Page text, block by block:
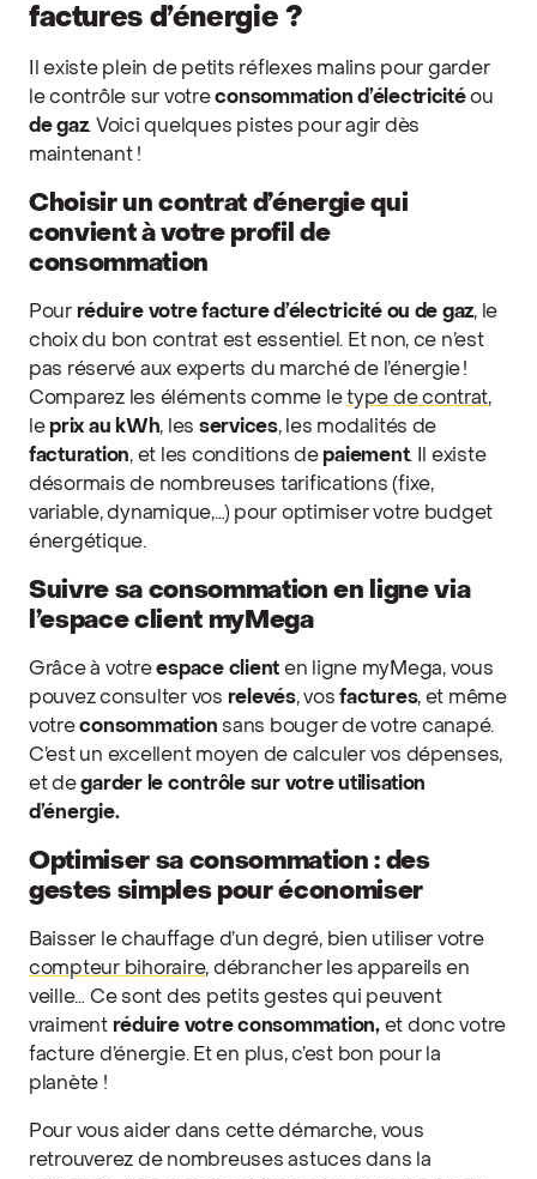
factures d’énergie ?
Il existe plein de petits réflexes malins pour garder
le contrôle sur votreconsommation d’électricitéou
de gaz. Voici quelques pistes pour agir dès
maintenant !
Choisir un contrat d’énergie qui
convient à votre profil de
consommation
Pour réduire votre facture d’électricité ou de gaz, le
choix du bon contrat est essentiel. Et non, ce n’est
pas réservé aux experts du marché de l’énergie !
Comparez les éléments comme letype de contrat,
leprix au kWh, les services, les modalités de
facturation, et les conditions depaiement. Il existe
désormais de nombreuses tarifications (fixe,
variable, dynamique,…) pour optimiser votre budget
énergétique.
Suivre sa consommation en ligne via
l’espace client myMega
Grâce à votreespace client en ligne myMega, vous
pouvez consulter vos relevés, vosfactures, et même
votreconsommation sans bouger de votre canapé.
C’est un excellent moyen de calculer vos dépenses,
et degarder le contrôle sur votre utilisation
d’énergie.
Optimiser sa consommation : des
gestes simples pour économiser
Baisser le chauffage d’un degré, bien utiliser votre
compteur bihoraire, débrancher les appareils en
veille… Ce sont des petits gestes qui peuvent
vraiment réduire votre consommation,et donc votre
facture d’énergie. Et en plus, c’est bon pour la
planète !
Pour vous aider dans cette démarche, vous
retrouverez de nombreuses astuces dans la